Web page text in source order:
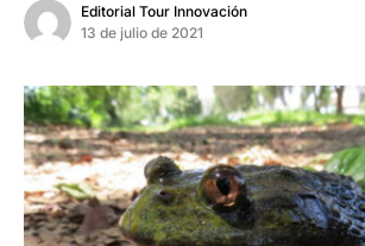
Editorial Tour Innovación
13 de julio de 2021